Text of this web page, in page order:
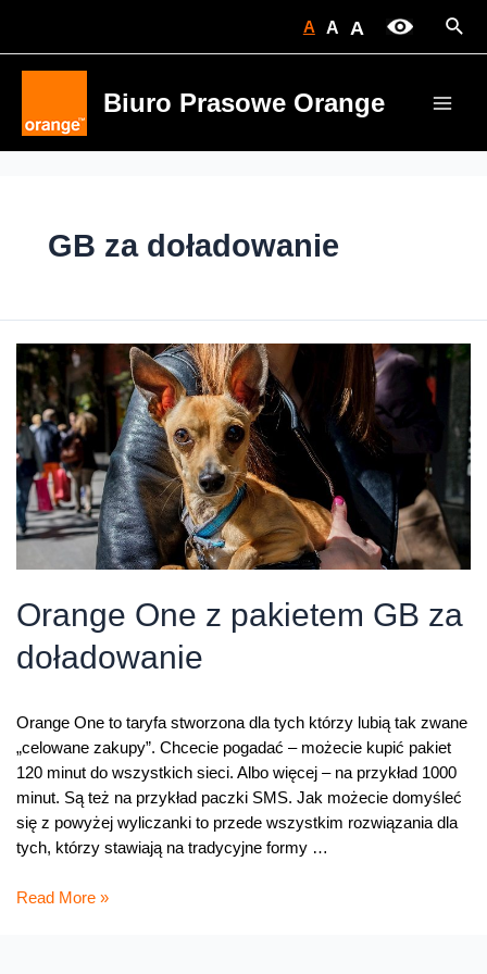
A A A
Biuro Prasowe Orange
GB za doładowanie
Orange One z pakietem GB za
doładowanie
Orange One to taryfa stworzona dla tych którzy lubią tak zwane
„celowane zakupy”. Chcecie pogadać – możecie kupić pakiet
120 minut do wszystkich sieci. Albo więcej – na przykład 1000
minut. Są też na przykład paczki SMS. Jak możecie domyśleć
się z powyżej wyliczanki to przede wszystkim rozwiązania dla
tych, którzy stawiają na tradycyjne formy …
Orange
Read More »